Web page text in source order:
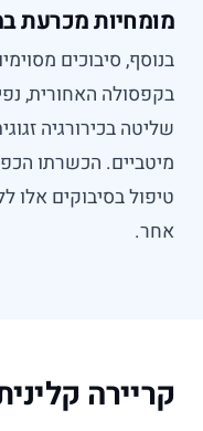
מכרעת
סיבוכים מסוימים
האחורית, נפילת
בכירורגיה זגוגית-
הכשרתו הכפולה
בסיבוקים אלו ללא
קלינית